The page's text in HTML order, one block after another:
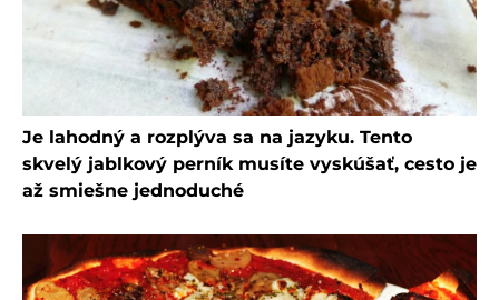
Je lahodný a rozplýva sa na jazyku. Tento
skvelý jablkový perník musíte vyskúšať, cesto je
až smiešne jednoduché